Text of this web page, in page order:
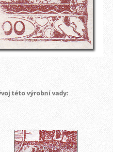
této výrobní vady: